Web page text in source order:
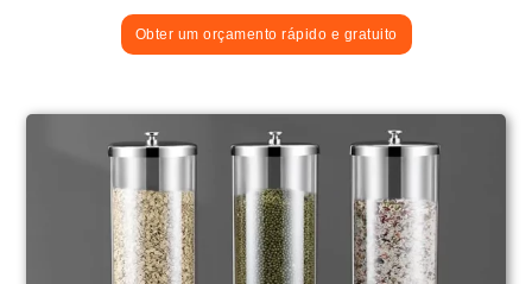
Obter um orçamento rápido e gratuito